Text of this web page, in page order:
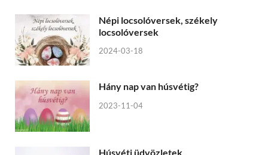
Népi locsolóversek, székely
locsolóversek
2024-03-18
Hány nap van húsvétig?
2023-11-04
Húsvéti üdvözletek